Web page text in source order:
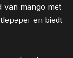
van mango met
en biedt